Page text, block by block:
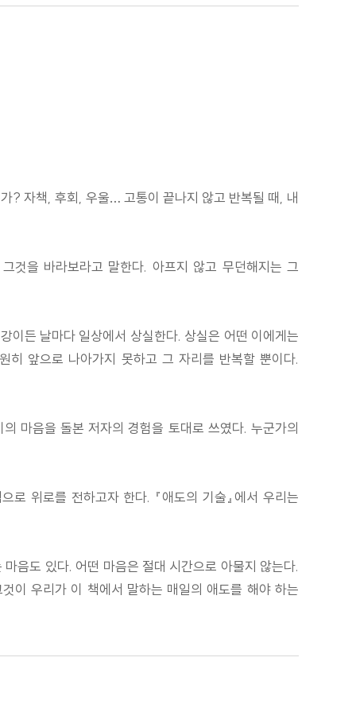
? 자책, 후회, 우울… 고통이 끝나지 않고 반복될 때, 내
것을 바라보라고 말한다. 아프지 않고 무던해지는 그
이든 날마다 일상에서 상실한다. 상실은 어떤 이에게는
앞으로 나아가지 못하고 그 자리를 반복할 뿐이다.
마음을 돌본 저자의 경험을 토대로 쓰였다. 누군가의
위로를 전하고자 한다. 『애도의 기술』에서 우리는
음도 있다. 어떤 마음은 절대 시간으로 아물지 않는다.
이 우리가 이 책에서 말하는 매일의 애도를 해야 하는